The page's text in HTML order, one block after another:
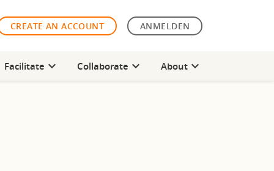
CREATE AN ACCOUNT ANMELDEN
Facilitate expand_more Collaborate expand_more About expand_more